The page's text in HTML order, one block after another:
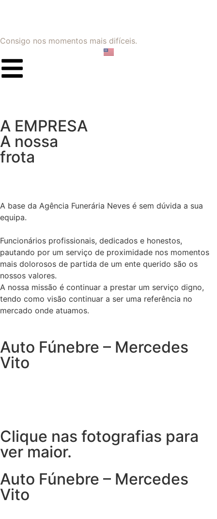
Consigo nos momentos mais difíceis.
A EMPRESA
A nossa
frota
A base da Agência Funerária Neves é sem dúvida a sua
equipa.
Funcionários profissionais, dedicados e honestos,
pautando por um serviço de proximidade nos momentos
mais dolorosos de partida de um ente querido são os
nossos valores.
A nossa missão é continuar a prestar um serviço digno,
tendo como visão continuar a ser uma referência no
mercado onde atuamos.
Auto Fúnebre – Mercedes
Vito
Clique nas fotografias para
ver maior.
Auto Fúnebre – Mercedes
Vito